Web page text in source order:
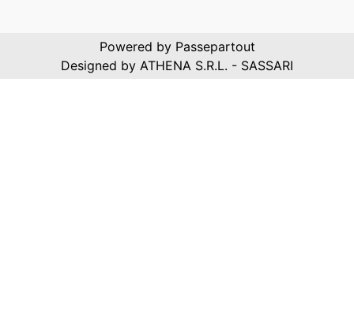
Powered by Passepartout
Designed by ATHENA S.R.L. - SASSARI